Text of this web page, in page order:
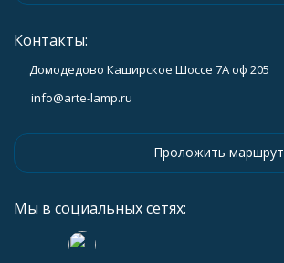
Контакты:
Домодедово Каширское Шоссе 7А оф 205
info@arte-lamp.ru
Проложить маршрут
Мы в социальных сетях: